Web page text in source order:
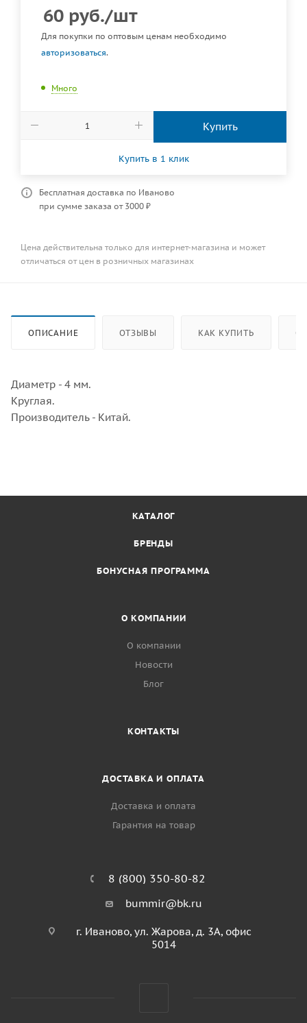
60 руб./шт
Для покупки по оптовым ценам необходимо
авторизоваться.
Много
Купить
Купить в 1 клик
Бесплатная доставка по Иваново
при сумме заказа от 3000 ₽
Цена действительна только для интернет-магазина и может
отличаться от цен в розничных магазинах
ОПИСАНИЕ ОТЗЫВЫ КАК КУПИТЬ
Диаметр - 4 мм.
Круглая.
Производитель - Китай.
КАТАЛОГ
БРЕНДЫ
БОНУСНАЯ ПРОГРАММА
О КОМПАНИИ
О компании
Новости
Блог
КОНТАКТЫ
ДОСТАВКА И ОПЛАТА
Доставка и оплата
Гарантия на товар
8 (800) 350-80-82
bummir@bk.ru
г. Иваново, ул. Жарова, д. 3А, офис
5014